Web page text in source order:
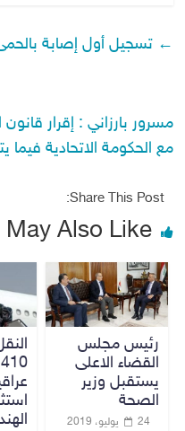
← تسجيل أول إصابة
مسرور بارزاني : إقرار
مع الحكومة الاتحادية
Share This Post:
May Also Like
رئيس مجلس
القضاء الاعلى
يستقبل وزير
الصحة
24 يوليو، 2019